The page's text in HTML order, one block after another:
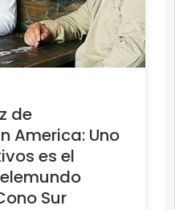
de
America: Uno
es el
Sur